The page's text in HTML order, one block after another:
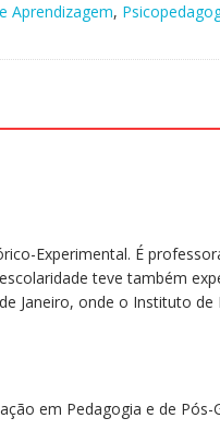
Aprendizagem,
Experimental. É
teve também
Janeiro, onde o Instituto de
em Pedagogia e de